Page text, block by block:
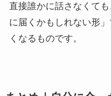
直接誰かに話さなくて
に届くかもしれない形
くなるものです。